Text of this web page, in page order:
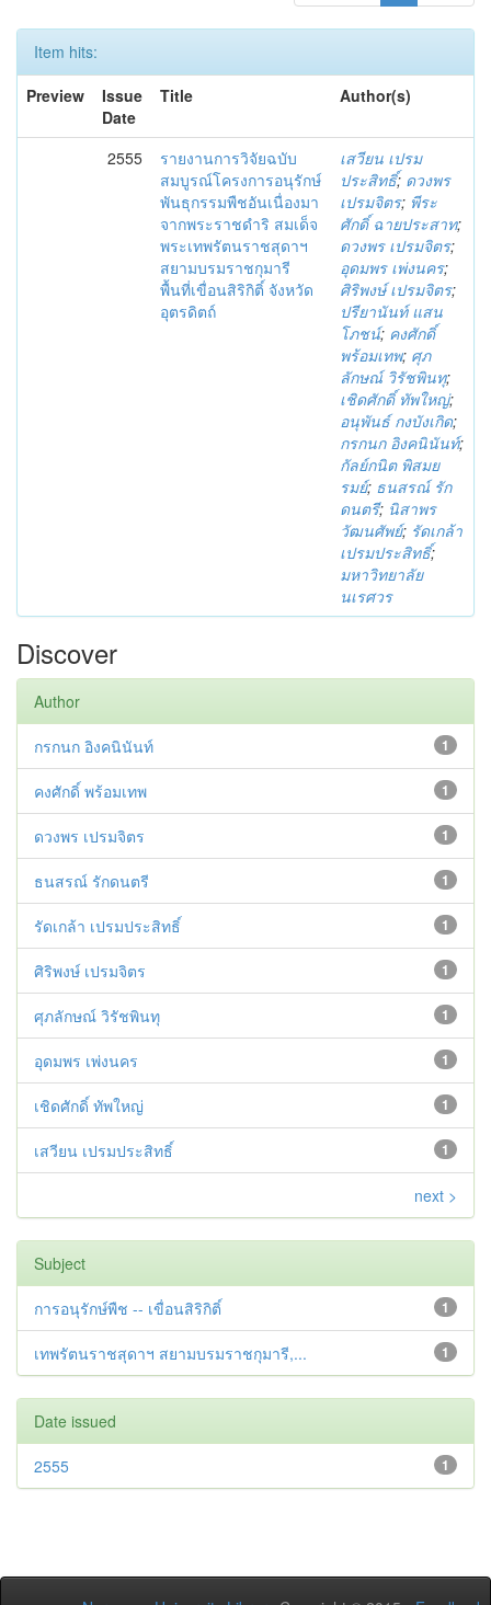
Item hits:
Preview
Issue
Date
Title Author(s)
2555
รายงานการวิจัยฉบับ
สมบูรณ์โครงการอนุรักษ์
พันธุกรรมพืชอันเนื่องมา
จากพระราชดำริ สมเด็จ
พระเทพรัตนราชสุดาฯ
สยามบรมราชกุมารี
พื้นที่เขื่อนสิริกิติ์ จังหวัด
อุตรดิตถ์
เสวียน เปรม
ประสิทธิ์; ดวงพร
เปรมจิตร; พีระ
ศักดิ์ ฉายประสาท;
ดวงพร เปรมจิตร;
อุดมพร เพ่งนคร;
ศิริพงษ์ เปรมจิตร;
ปรียานันท์ แสน
โภชน์; คงศักดิ์
พร้อมเทพ; ศุภ
ลักษณ์ วิรัชพินทุ;
เชิดศักดิ์ ทัพใหญ่;
อนุพันธ์ กงบังเกิด;
กรกนก อิงคนินันท์;
กัลย์กนิต พิสมย
รมย์; ธนสรณ์ รัก
ดนตรี; นิสาพร
วัฒนศัพย์; รัดเกล้า
เปรมประสิทธิ์;
มหาวิทยาลัย
นเรศวร
Discover
Author
1
กรกนก อิงคนินันท์
1
คงศักดิ์ พร้อมเทพ
1
ดวงพร เปรมจิตร
1
ธนสรณ์ รักดนตรี
1
รัดเกล้า เปรมประสิทธิ์
1
ศิริพงษ์ เปรมจิตร
1
ศุภลักษณ์ วิรัชพินทุ
1
อุดมพร เพ่งนคร
1
เชิดศักดิ์ ทัพใหญ่
1
เสวียน เปรมประสิทธิ์
next >
Subject
1
การอนุรักษ์พืช -- เขื่อนสิริกิติ์
1
เทพรัตนราชสุดาฯ สยามบรมราชกุมารี,...
Date issued
1
2555